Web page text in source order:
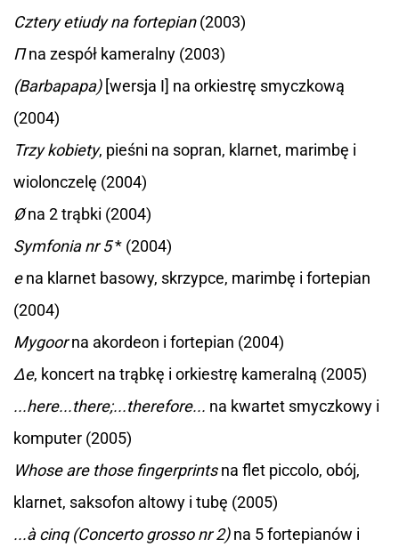
Cztery etiudy na fortepian(2003)
Πna zespół kameralny (2003)
(Barbapapa)[wersja I] na orkiestrę smyczkową
(2004)
Trzy kobiety, pieśni na sopran, klarnet, marimbę i
wiolonczelę (2004)
Øna 2 trąbki (2004)
Symfonia nr 5* (2004)
ena klarnet basowy, skrzypce, marimbę i fortepian
(2004)
Mygoorna akordeon i fortepian (2004)
Δe, koncert na trąbkę i orkiestrę kameralną (2005)
...here...there;...therefore... na kwartet smyczkowy i
komputer (2005)
Whose are those fingerprintsna flet piccolo, obój,
klarnet, saksofon altowy i tubę (2005)
...à cinq (Concerto grosso nr 2)na 5 fortepianów i